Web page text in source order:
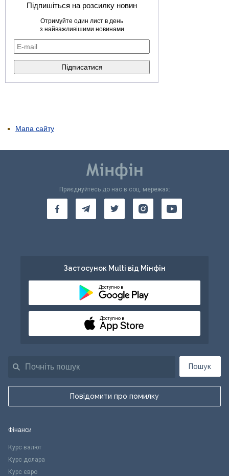
Підпишіться на розсилку новин
Отримуйте один лист в день
з найважливішими новинами
Мапа сайту
Пошук
Повідомити про помилку
Приєднуйтесь до нас в соц. мережах:
Застосунок Multi від Мінфін
Доступно в
Доступно в
Фінанси
Курс валют
Курс долара
Курс євро